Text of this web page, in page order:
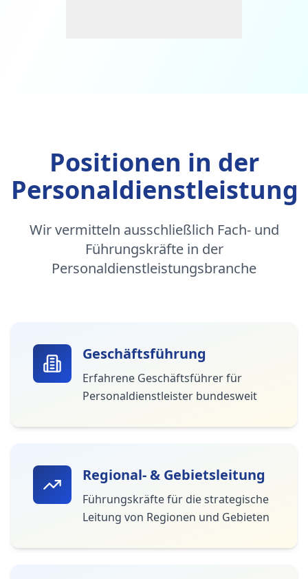
Positionen in der
Personaldienstleistung
Wir vermitteln ausschließlich Fach- und
Führungskräfte in der
Personaldienstleistungsbranche
Geschäftsführung
Erfahrene Geschäftsführer für
Personaldienstleister bundesweit
Regional- & Gebietsleitung
Führungskräfte für die strategische
Leitung von Regionen und Gebieten